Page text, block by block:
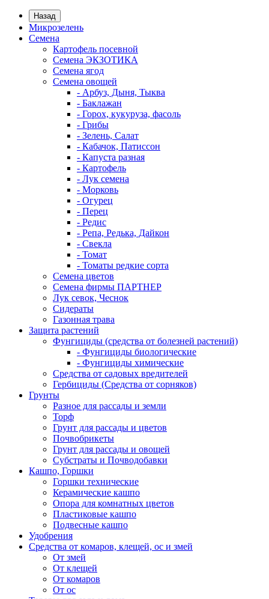
Назад
Микрозелень
Семена
Картофель посевной
Семена ЭКЗОТИКА
Семена ягод
Семена овощей
- Арбуз, Дыня, Тыква
- Баклажан
- Горох, кукуруза, фасоль
- Грибы
- Зелень, Салат
- Кабачок, Патиссон
- Капуста разная
- Картофель
- Лук семена
- Морковь
- Огурец
- Перец
- Редис
- Репа, Редька, Дайкон
- Свекла
- Томат
- Томаты редкие сорта
Семена цветов
Семена фирмы ПАРТНЕР
Лук севок, Чеснок
Сидераты
Газонная трава
Защита растений
Фунгициды (средства от болезней растений)
- Фунгициды биологические
- Фунгициды химические
Средства от садовых вредителей
Гербициды (Средства от сорняков)
Грунты
Разное для рассады и земли
Торф
Грунт для рассады и цветов
Почвобрикеты
Грунт для рассады и овощей
Субстраты и Почводобавки
Кашпо, Горшки
Горшки технические
Керамические кашпо
Опора для комнатных цветов
Пластиковые кашпо
Подвесные кашпо
Удобрения
Средства от комаров, клещей, ос и змей
От змей
От клещей
От комаров
От ос